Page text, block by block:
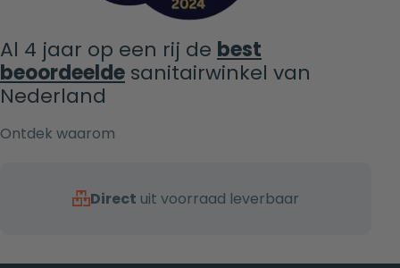
Al 4 jaar op een rij de best
beoordeelde sanitairwinkel van
Nederland
Ontdek waarom
Direct uit voorraad leverbaar